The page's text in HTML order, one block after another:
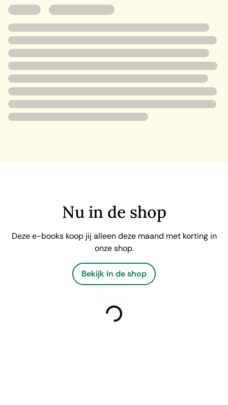
Nu in de shop
Deze e-books koop jij alleen deze maand met korting in
onze shop.
Bekijk in de shop
laden